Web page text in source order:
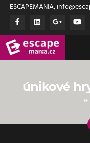
ESCAPEMANIA,
únikové